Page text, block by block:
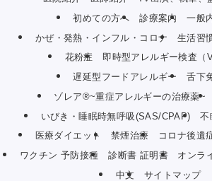
初めての方へ
診療案内
一般
かぜ・発熱・インフル・コロナ
生活習
花粉症
即時型アレルギー検査（
遅延型フードアレルギー
舌下
ゾレア®~重症アレルギーの治療薬~
いびき・睡眠時無呼吸(SAS/CPAP)
不
医療ダイエット
禁煙治療 コロナ後遺
ワクチン 予防接種
診断書 証明書 オンラ
中文
サイトマップ